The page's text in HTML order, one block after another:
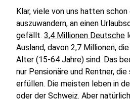
Klar, viele von uns hatten schon
auszuwandern, an einen
gefällt. 3,4 Millionen Deutsche
Ausland, davon 2,7 Millionen,
Alter (15-64 Jahre) sind. Das
nur Pensionäre und Rentner,
erfüllen. Die meisten leben in
oder der Schweiz. Aber